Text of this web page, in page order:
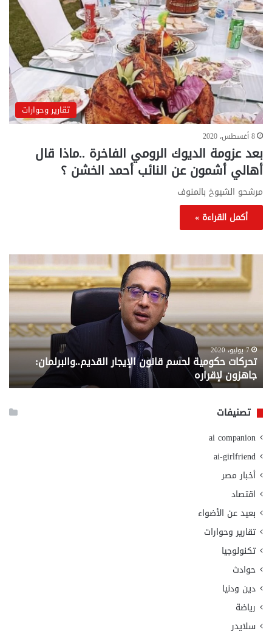
تقارير وحوارات
8 أغسطس، 2020
بعد عزومة الديوك الرومي الفاخرة ..ماذا قال
أهالي أشمون عن النائب أحمد الخشن ؟
مرشحو الشيوخ بالمنوف
أكمل القراءة »
تحركات
حكومية
لحسم
قانون
القديم..والبرلمان:
جاهزون
لإقراره
7 يوليو، 2020
تحركات حكومية لحسم قانون الإيجار القديم..والبرلمان:
جاهزون لإقراره
..
من
تصنيفات
ai companion
ai-girlfriend
أخبار مصر
اقتصاد
بعيد عن الأضواء
تقارير وحوارات
تكنولوجيا
حوادث
دين ودنيا
رياضة
سلايدر